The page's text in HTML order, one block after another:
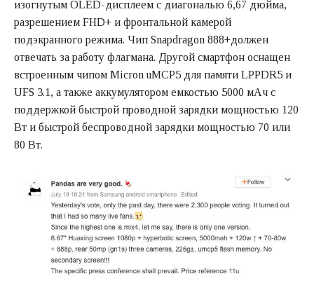
изогнутым OLED-дисплеем с диагональю 6,67 дюйма,
разрешением FHD+ и фронтальной камерой
подэкранного режима. Чип Snapdragon 888+должен
отвечать за работу флагмана. Другой смартфон оснащен
встроенным чипом Micron uMCP5 для памяти LPPDR5 и
UFS 3.1, а также аккумулятором емкостью 5000 мАч с
поддержкой быстрой проводной зарядки мощностью 120
Вт и быстрой беспроводной зарядки мощностью 70 или
80 Вт.